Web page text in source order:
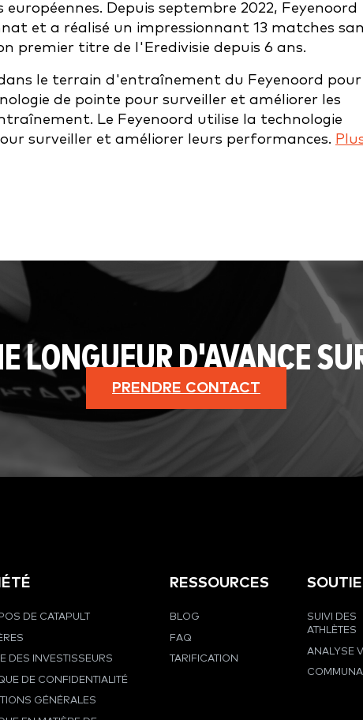
Depuis septembre 2022, Feyenoord
et a réalisé un impressionnant 13 matches
premier titre de l'Eredivisie depuis 6 ans.
le terrain d'entraînement du Feyenoord pour
de pointe pour surveiller et améliorer les
Le Feyenoord utilise la technologie
surveiller et améliorer leurs performances.
LONGUEUR D'AVANCE
PRENDRE CONTACT
DE CATAPULT
DES INVESTISSEURS
DE CONFIDENTIALITÉ
GÉNÉRALES
RESSOURCES
BLOG
FAQ
TARIFICATION
SUIVI DES
ATHLÈTES
ANALYSE